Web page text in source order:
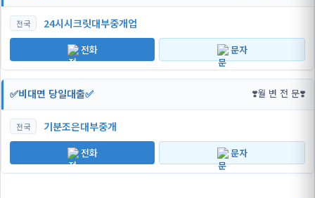
전국 24시시크릿대부중개업
전화 문자
✅비대면 당일대출✅ ❣️월 변 전 문❣️
전국 기분조은대부중개
전화 문자